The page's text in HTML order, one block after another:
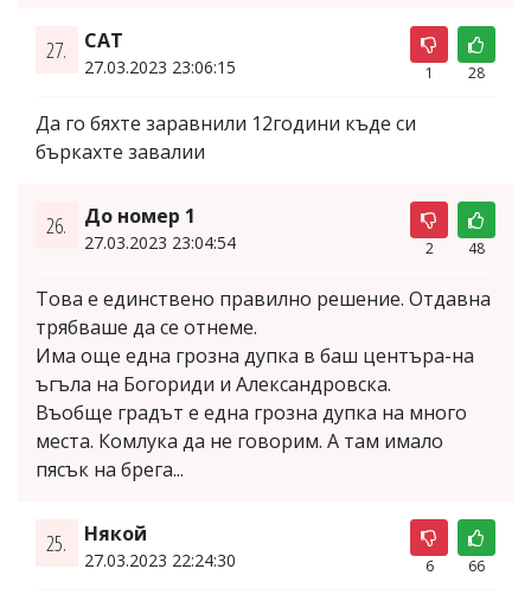
27. CAT
27.03.2023 23:06:15 1 28
Да го бяхте заравнили 12години къде си
бъркахте завалии
26. До номер 1
27.03.2023 23:04:54 2 48
Това е единствено правилно решение. Отдавна
трябваше да се отнеме.
Има още една грозна дупка в баш центъра-на
ъгъла на Богориди и Александровска.
Въобще градът е една грозна дупка на много
места. Комлука да не говорим. А там имало
пясък на брега...
25. Някой
27.03.2023 22:24:30 6 66